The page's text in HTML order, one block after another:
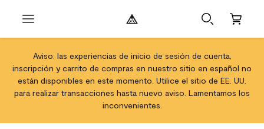
Aviso: las experiencias de inicio de sesión de cuenta,
inscripción y carrito de compras en nuestro sitio en español no
están disponibles en este momento. Utilice el sitio de EE. UU.
para realizar transacciones hasta nuevo aviso. Lamentamos los
inconvenientes.